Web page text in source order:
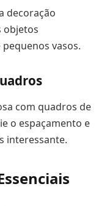
decoração
objetos
vasos.
com quadros de
o espaçamento e
interessante.